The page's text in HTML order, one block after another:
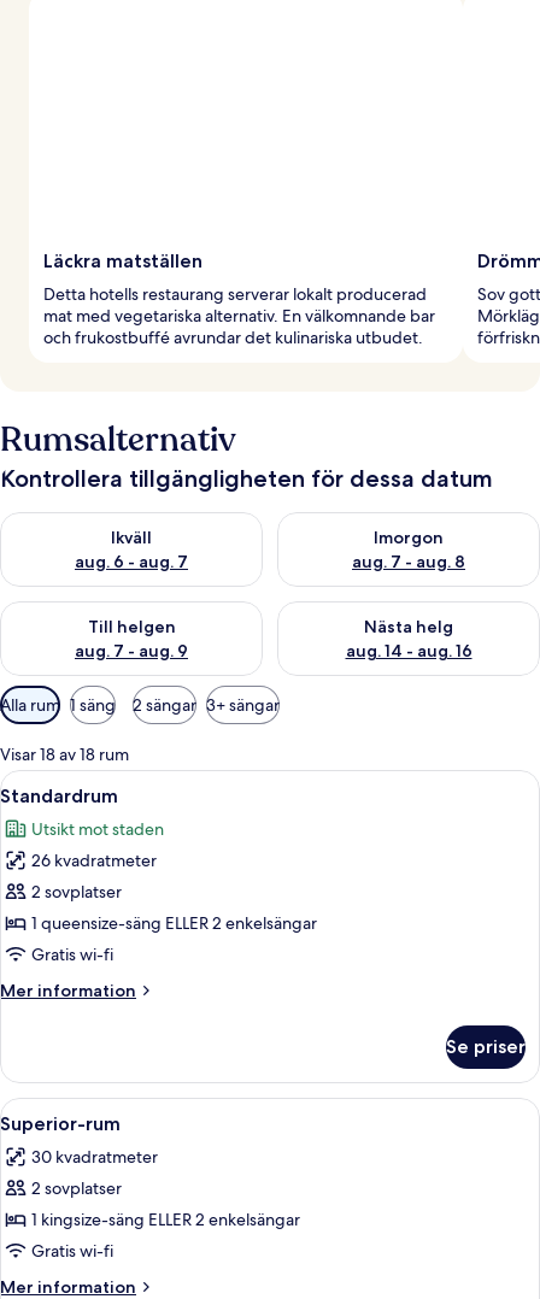
Läckra matställen
Detta hotells restaurang serverar lokalt producerad
mat med vegetariska alternativ. En välkomnande bar
och frukostbuffé avrundar det kulinariska utbudet.
Sov
Rumsalternativ
Kontrollera tillgängligheten för dessa datum
Ikväll
aug. 6 - aug. 7
Kontrollera tillgängligheten för ikväll aug. 6 - aug. 7
Imorgon
aug. 7 - aug. 8
Kontrollera tillgängligheten
Till helgen
aug. 7 - aug. 9
Kontrollera tillgängligheten för den här helgen aug. 7 - aug. 9
Nästa helg
aug. 14 - aug. 16
Kontrollera tillgängligheten
Tillgängliga
filter
för
rum
Alla rum 1 säng 2 sängar 3+ sängar
Visar 18 av 18 rum
Öppna
alla
foton
för
Standardrum
Ett hotellrum med en stor säng,
8
Standardrum
Utsikt mot staden
26 kvadratmeter
2 sovplatser
1 queensize-säng ELLER 2 enkelsängar
Gratis wi-fi
Mer information
Mer
Se priser
Öppna
alla
foton
för
Superior-
rum
Ett hotellrum med en stor säng, ett
9
Superior-rum
30 kvadratmeter
2 sovplatser
1 kingsize-säng ELLER 2 enkelsängar
Gratis wi-fi
Mer information
Mer